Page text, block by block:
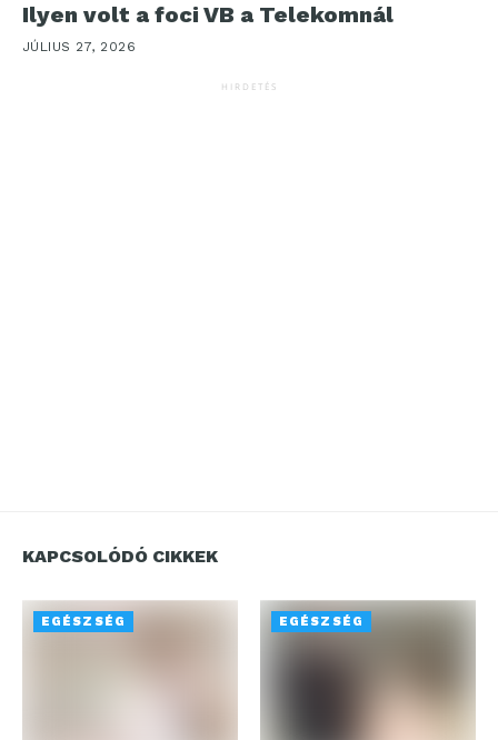
Ilyen volt a foci VB a Telekomnál
JÚLIUS 27, 2026
HIRDETÉS
KAPCSOLÓDÓ CIKKEK
EGÉSZSÉG EGÉSZSÉG